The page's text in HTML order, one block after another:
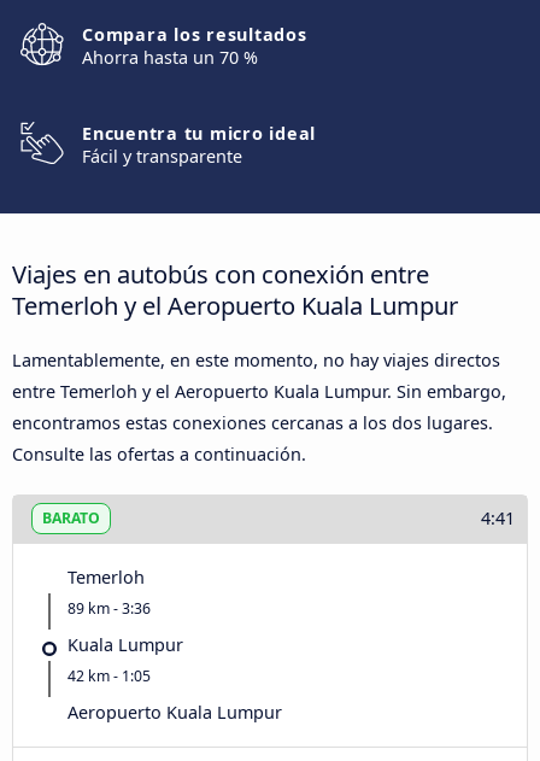
Compara los resultados
Ahorra hasta un 70 %
Encuentra tu micro ideal
Fácil y transparente
Viajes en autobús con conexión entre
Temerloh y el Aeropuerto Kuala Lumpur
Lamentablemente, en este momento, no hay viajes directos
entre Temerloh y el Aeropuerto Kuala Lumpur. Sin embargo,
encontramos estas conexiones cercanas a los dos lugares.
Consulte las ofertas a continuación.
BARATO 4:41
Temerloh
89 km - 3:36
Kuala Lumpur
42 km - 1:05
Aeropuerto Kuala Lumpur